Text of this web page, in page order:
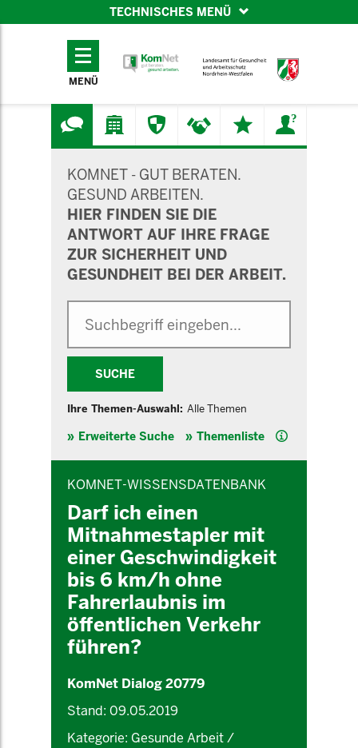
TECHNISCHES MENÜ
TECHNISCHES
MENÜ
KOMNET - GUT BERATEN.
GESUND ARBEITEN.
HIER FINDEN SIE DIE
ANTWORT AUF IHRE FRAGE
ZUR SICHERHEIT UND
GESUNDHEIT BEI DER ARBEIT.
SUCHE
Ihre Themen-Auswahl: Alle Themen
Erweiterte Suche Themenliste Hilfe
KOMNET-WISSENSDATENBANK
Darf ich einen
Mitnahmestapler mit
einer Geschwindigkeit
bis 6 km/h ohne
Fahrerlaubnis im
öffentlichen Verkehr
führen?
KomNet Dialog 20779
Stand: 09.05.2019
Kategorie: Gesunde Arbeit /